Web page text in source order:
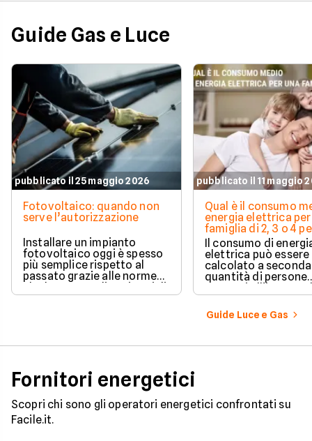
Guide Gas e Luce
pubblicato il 25 maggio 2026
Fotovoltaico: quando non
serve l’autorizzazione
Installare un impianto
fotovoltaico oggi è spesso
più semplice rispetto al
passato grazie alle norme
edilizia libera.
pubblicato il 11 maggio
Qual è il consumo
energia elettrica per
famiglia di 2, 3 o 4
Il consumo di
elettrica può essere
calcolato a
quantità di persone
determinato
numerosi i fattori
influenzano questo
considerazione per
Guide Luce e Gas
Fornitori energetici
Scopri chi sono gli operatori energetici confrontati su
Facile.it.